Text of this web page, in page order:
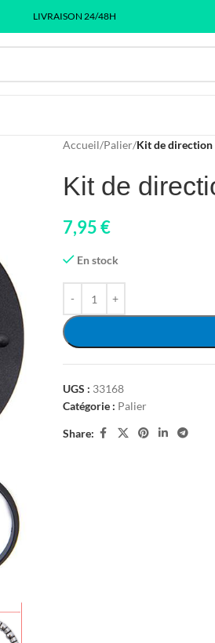
LIVRAISON 24/48H
Accueil/Palier/Kit de
Kit de
7,95€
En stock
UGS : 33168
Catégorie : Palier
Share: